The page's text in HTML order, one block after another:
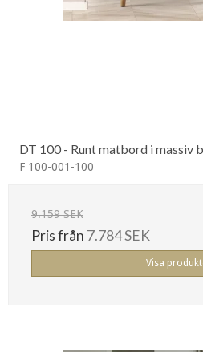
DT 100 - Runt matbord i massiv
F 100-001-100
9.159 SEK
Pris från 7.784 SEK
Visa